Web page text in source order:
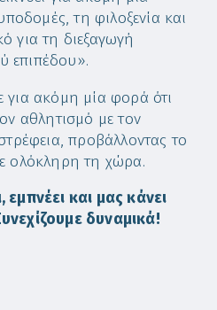
τη φιλοξενία και
για τη διεξαγωγή
επιπέδου».
για ακόμη μία φορά ότι
αθλητισμό με τον
προβάλλοντας το
ολόκληρη τη χώρα.
και μας κάνει
δυναμικά!